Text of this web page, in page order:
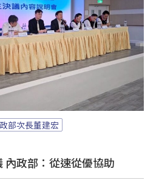
部次長董建宏
內政部：從速從優協助